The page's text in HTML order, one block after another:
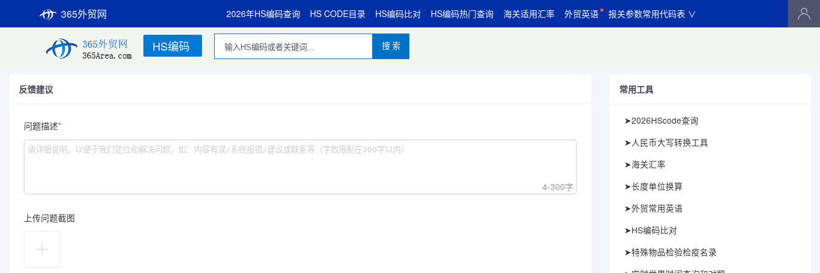
365外贸网 2026年HS编码查询 HS CODE目录 HS编码比对 HS编码热门查询 海关适用汇率 外贸英语 报关参数常用代码表 ∨
HS编码 搜 索
反馈建议
问题描述*
4-300字
上传问题截图
常用工具
➤2026HScode查询
➤人民币大写转换工具
➤海关汇率
➤长度单位换算
➤外贸常用英语
➤HS编码比对
➤特殊物品检验检疫名录